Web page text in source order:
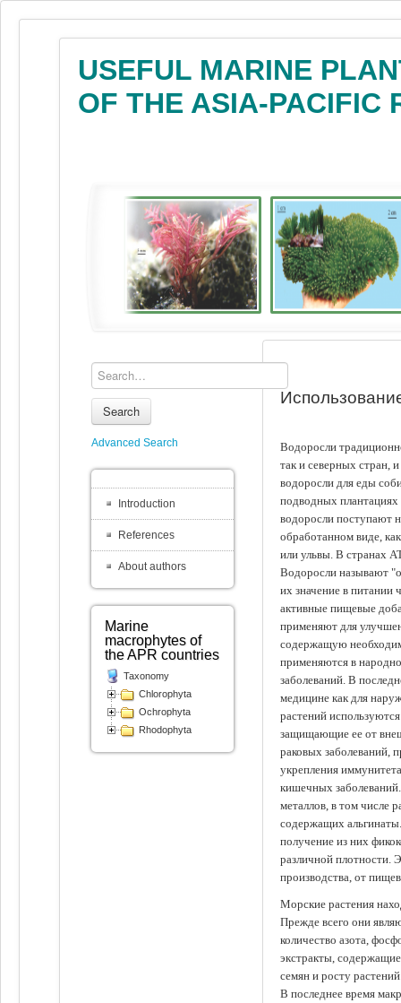
USEFUL MARINE
OF THE ASIA-PACIFIC
Водоросли
так и северных стран,
водоросли для еды
подводных
водоросли поступают
обработанном виде,
или ульвы. В странах
Водоросли называют
их значение в питании
активные пищевые
применяют для
содержащую
применяются в
заболеваний. В
медицине как для
растений
защищающие ее от
раковых заболеваний,
укрепления
кишечных
металлов, в том числе
содержащих
получение из них
различной плотности.
производства, от
Морские растения
Прежде всего они
количество азота,
экстракты,
семян и росту
В последнее время
Search
Advanced Search
Introduction
References
About authors
Marine
macrophytes of
the APR countries
Taxonomy
Chlorophyta
Ochrophyta
Rhodophyta